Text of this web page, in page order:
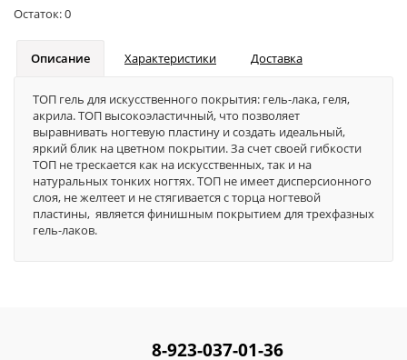
Остаток:0
Описание Характеристики Доставка
ТОП гель для искусственного покрытия: гель-лака, геля,
акрила. ТОП высокоэластичный, что позволяет
выравнивать ногтевую пластину и создать идеальный,
яркий блик на цветном покрытии. За счет своей гибкости
ТОП не трескается как на искусственных, так и на
натуральных тонких ногтях. ТОП не имеет дисперсионного
слоя, не желтеет и не стягивается с торца ногтевой
пластины, является финишным покрытием для трехфазных
гель-лаков.
8-923-037-01-36